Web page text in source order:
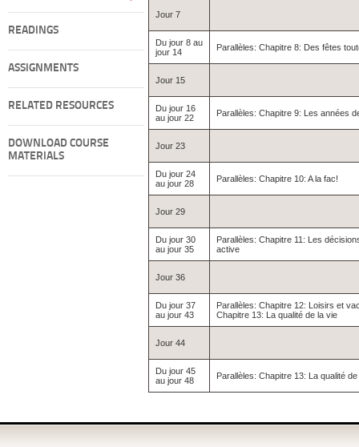
READINGS
ASSIGNMENTS
RELATED RESOURCES
DOWNLOAD COURSE
MATERIALS
Jour 7
Du jour 8 au
jour 14
Parallèles: Chapitre 8: Des fêtes
Jour 15
Du jour 16
au jour 22
Parallèles: Chapitre 9: Les années
Jour 23
Du jour 24
au jour 28
Parallèles: Chapitre 10: A la fac!
Jour 29
Du jour 30
au jour 35
Parallèles: Chapitre 11: Les
active
Jour 36
Du jour 37
au jour 43
Parallèles: Chapitre 12: Loisirs et
Chapitre 13: La qualité de la vie
Jour 44
Du jour 45
au jour 48
Parallèles: Chapitre 13: La qualité